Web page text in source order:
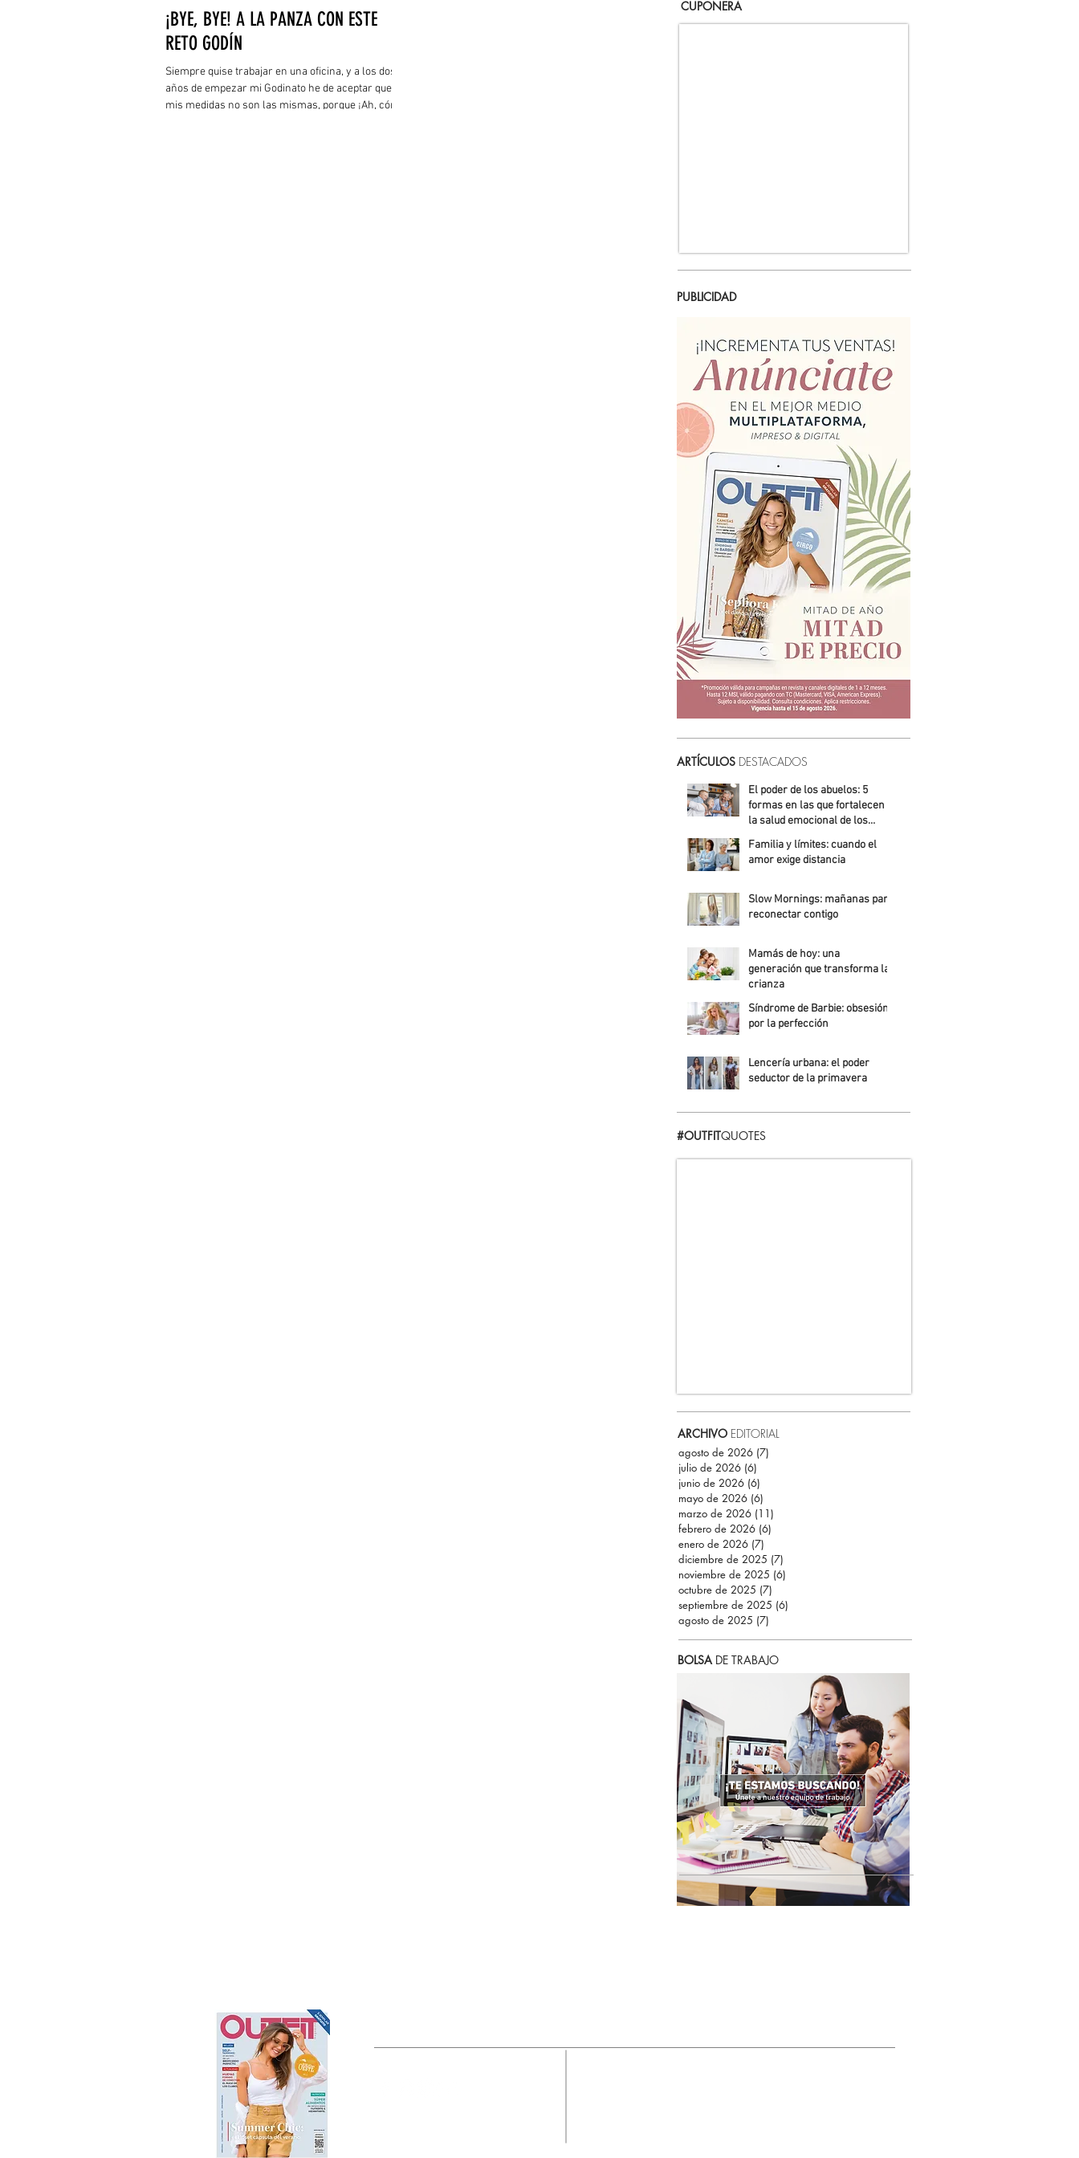
¡BYE, BYE! A LA PANZA CON ESTE
RETO GODÍN
Siempre quise trabajar en una oficina, y a los dos
años de empezar mi Godinato he de aceptar que
mis medidas no son las mismas, porque ¡Ah, cómo
CUPONERA
PUBLICIDAD
ARTÍCULOS DESTACADOS
El poder de los abuelos: 5
formas en las que fortalecen
la salud emocional de los
Ailed Álvarez
Familia y límites: cuando el
amor exige distancia
Slow Mornings: mañanas para
reconectar contigo
Mamás de hoy: una
generación que transforma la
crianza
Alicia Meza
Síndrome de Barbie: obsesión
por la perfección
Lencería urbana: el poder
seductor de la primavera
#OUTFITQUOTES
ARCHIVO EDITORIAL
agosto de 2026 (7)
julio de 2026 (6)
junio de 2026 (6)
mayo de 2026 (6)
marzo de 2026 (11)
febrero de 2026 (6)
enero de 2026 (7)
diciembre de 2025 (7)
noviembre de 2025 (6)
octubre de 2025 (7)
septiembre de 2025 (6)
agosto de 2025 (7)
BOLSA DE TRABAJO